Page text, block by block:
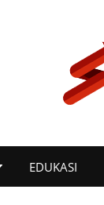
EDUKASI